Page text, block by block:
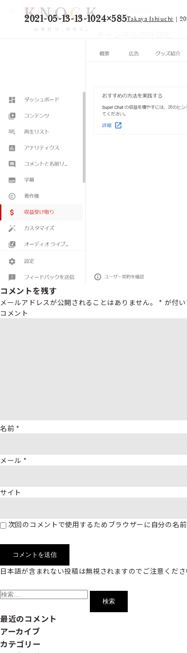
2021-05-13-13-1024×585Takaya Ishiuchi |
コメントを残す
メールアドレスが公開されることはありません。 * が付
コメント
名前 *
メール *
サイト
次回のコメントで使用するためブラウザーに自分の名
日本語が含まれない投稿は無視されますのでご注意くださ
索:
最近のコメント
アーカイブ
カテゴリー